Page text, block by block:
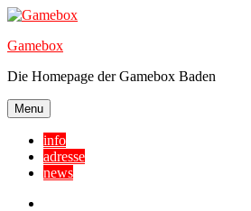
Skip
content
Gamebox
Die Homepage der Gamebox Baden
Menu
info
adresse
news